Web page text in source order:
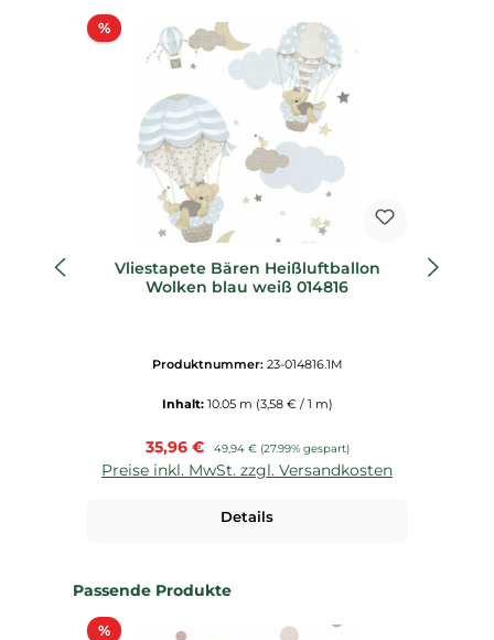
%Rabatt
Vliestapete Bären Heißluftballon
Wolken blau weiß 014816
Produktnummer: 23-014816.1M
Inhalt: 10.05 m (3,58 € / 1 m)
Verkaufspreis:
35,96 € Regulärer Preis:
49,94 € (27.99% gespart)
Preise inkl. MwSt. zzgl. Versandkosten
Details
Produktgalerie überspringen
Passende Produkte
%Rabatt